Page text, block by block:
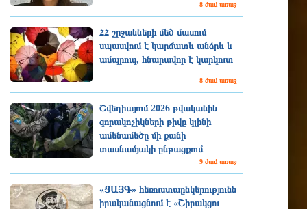
8 ժամ առաջ
ՀՀ շրջանների մեծ մասում
սպասվում է կարճատև անձրև և
ամպրոպ, հնարավոր է կարկուտ
8 ժամ առաջ
Շվեդիայում 2026 թվականին
զորակոչիկների թիվը կլինի
ամենամեծը մի քանի
տասնամյակի ընթացքում
9 ժամ առաջ
«ՑԱՅԳ» հեռուստաընկերությունն
իրականացնում է «Շիրակցու